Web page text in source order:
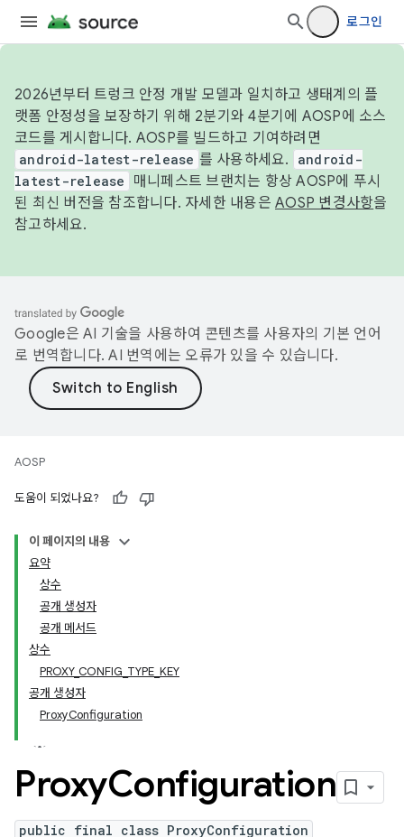
로그인
2026년부터 트렁크 안정 개발 모델과 일치하고 생태계의 플
랫폼 안정성을 보장하기 위해 2분기와 4분기에 AOSP에 소스
코드를 게시합니다. AOSP를 빌드하고 기여하려면
android-latest-release 를 사용하세요.
android-
latest-release
매니페스트 브랜치는 항상 AOSP에 푸시
된 최신 버전을 참조합니다. 자세한 내용은 AOSP 변경사항을
참고하세요.
Google은 AI 기술을 사용하여 콘텐츠를 사용자의 기본 언어
로 번역합니다. AI 번역에는 오류가 있을 수 있습니다.
AOSP
도움이 되었나요?
이 페이지의 내용
요약
상수
공개 생성자
공개 메서드
상수
PROXY_CONFIG_TYPE_KEY
공개 생성자
ProxyConfiguration
ProxyConfiguration
public final class ProxyConfiguration